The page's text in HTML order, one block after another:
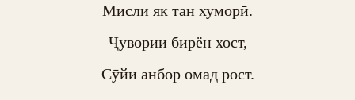
Мисли як тан хуморӣ.
Ҷувории бирён хост,
Сӯйи анбор омад рост.